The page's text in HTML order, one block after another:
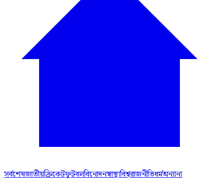
সর্বশেষজাতীয়ক্রিকেটফুটবলবিনোদনস্বাস্থ্যবিশ্বরাজনীতিধর্মঅন্যান্য